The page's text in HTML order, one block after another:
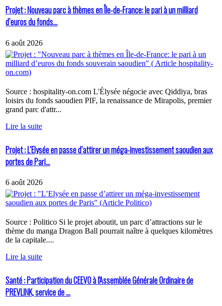
Projet : Nouveau parc à thèmes en Île-de-France: le pari à un milliard
d’euros du fonds...
6 août 2026
Source : hospitality-on.com L'Élysée négocie avec Qiddiya, bras
loisirs du fonds saoudien PIF, la renaissance de Mirapolis, premier
grand parc d'attr...
Lire la suite
Projet : L’Elysée en passe d’attirer un méga-investissement saoudien aux
portes de Pari...
6 août 2026
Source : Politico Si le projet aboutit, un parc d’attractions sur le
thème du manga Dragon Ball pourrait naître à quelques kilomètres
de la capitale....
Lire la suite
Santé : Participation du CEEVO à l'Assemblée Générale Ordinaire de
PREVLINK, service de ...